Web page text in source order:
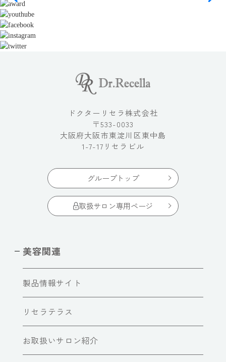
ドクターリセラ株式会社
〒533-0033
大阪府大阪市東淀川区東中島
1-7-17リセラビル
グループトップ
取扱サロン専用ページ
美容関連
製品情報サイト
リセラテラス
お取扱いサロン紹介